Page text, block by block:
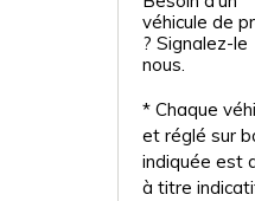
véhicule de
? Signalez-le
nous.
* Chaque
et réglé sur
indiquée est
à titre